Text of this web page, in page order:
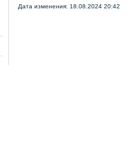
Дата изменения: 18.08.2024 20:42